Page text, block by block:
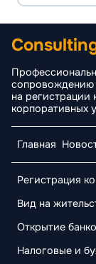
сопровождению
на регистрации
корпоративных
Главная
Регистрация
Вид на
Открытие
Налоговые и